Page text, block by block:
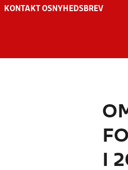
KONTAKT OS NYHEDSBREV
I